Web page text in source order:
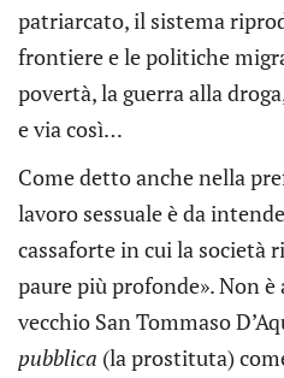
patriarcato, il sistema
frontiere e le politiche
povertà, la guerra alla
e via così…
Come detto anche nella
lavoro sessuale è da
cassaforte in cui la società
paure più profonde». Non
vecchio San Tommaso
pubblica (la prostituta)